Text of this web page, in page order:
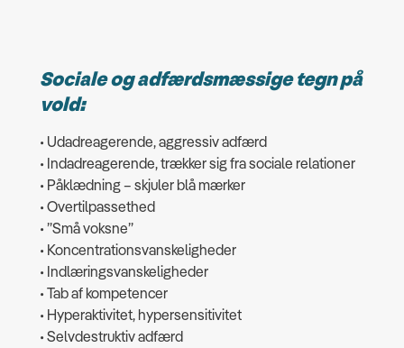
Sociale og adfærdsmæssige tegn på
vold:
• Udadreagerende, aggressiv adfærd
• Indadreagerende, trækker sig fra sociale relationer
• Påklædning – skjuler blå mærker
• Overtilpassethed
• ”Små voksne”
• Koncentrationsvanskeligheder
• Indlæringsvanskeligheder
• Tab af kompetencer
• Hyperaktivitet, hypersensitivitet
• Selvdestruktiv adfærd